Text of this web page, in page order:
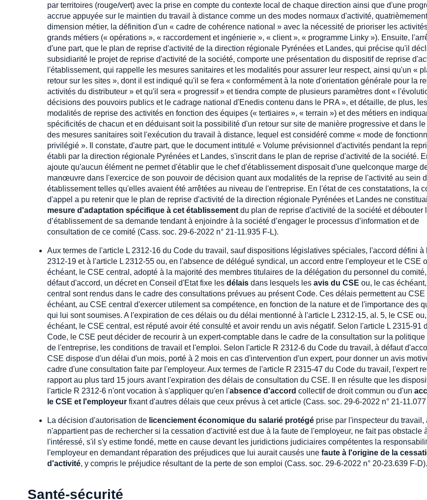
par territoires (rouge/vert) avec la prise en compte du contexte local de chaque direction ainsi que d'une
accrue appuyée sur le maintien du travail à distance comme un des modes normaux d'activité,
dimension métier, la définition d'un « cadre de cohérence national » avec la nécessité de prioriser les
grands métiers (« opérations », « raccordement et ingénierie », « client », « programme Linky »). Ensuite,
d'une part, que le plan de reprise d'activité de la direction régionale Pyrénées et Landes, qui précise qu'il
subsidiarité le projet de reprise d'activité de la société, comporte une présentation du dispositif de reprise
l'établissement, qui rappelle les mesures sanitaires et les modalités pour assurer leur respect, ainsi qu'un «
retour sur les sites », dont il est indiqué qu'il se fera « conformément à la note d'orientation générale pour la
activités du distributeur » et qu'il sera « progressif » et tiendra compte de plusieurs paramètres dont «
décisions des pouvoirs publics et le cadrage national d'Enedis contenu dans le PRA », et détaille, de plus, les
modalités de reprise des activités en fonction des équipes (« tertiaires », « terrain ») et des métiers en
spécificités de chacun et en déduisant soit la possibilité d'un retour sur site de manière progressive et dans
des mesures sanitaires soit l'exécution du travail à distance, lequel est considéré comme « mode de
privilégié ». Il constate, d'autre part, que le document intitulé « Volume prévisionnel d'activités pendant la
établi par la direction régionale Pyrénées et Landes, s'inscrit dans le plan de reprise d'activité de la société.
ajoute qu'aucun élément ne permet d'établir que le chef d'établissement disposait d'une quelconque marge
manœuvre dans l'exercice de son pouvoir de décision quant aux modalités de la reprise de l'activité au sein
établissement telles qu'elles avaient été arrêtées au niveau de l'entreprise. En l'état de ces constatations, la
d'appel a pu retenir que le plan de reprise d'activité de la direction régionale Pyrénées et Landes ne
mesure d'adaptation spécifique à cet établissement du plan de reprise d'activité de la société et débouter
d’établissement de sa demande tendant à enjoindre à la société d’engager le processus d’information et de
consultation de ce comité (Cass. soc. 29-6-2022 n° 21-11.935 F-L).
Aux termes de l'article L 2312-16 du Code du travail, sauf dispositions législatives spéciales, l'accord défini à
2312-19 et à l'article L 2312-55 ou, en l'absence de délégué syndical, un accord entre l'employeur et le CSE
échéant, le CSE central, adopté à la majorité des membres titulaires de la délégation du personnel du
défaut d'accord, un décret en Conseil d'Etat fixe les délais dans lesquels les avis du CSE ou, le cas
central sont rendus dans le cadre des consultations prévues au présent Code. Ces délais permettent au CSE
échéant, au CSE central d'exercer utilement sa compétence, en fonction de la nature et de l'importance des
qui lui sont soumises. A l'expiration de ces délais ou du délai mentionné à l'article L 2312-15, al. 5, le CSE
échéant, le CSE central, est réputé avoir été consulté et avoir rendu un avis négatif. Selon l'article L 2315-91
Code, le CSE peut décider de recourir à un expert-comptable dans le cadre de la consultation sur la
de l'entreprise, les conditions de travail et l'emploi. Selon l'article R 2312-6 du Code du travail, à défaut
CSE dispose d'un délai d'un mois, porté à 2 mois en cas d'intervention d'un expert, pour donner un avis
cadre d'une consultation faite par l'employeur. Aux termes de l'article R 2315-47 du Code du travail, l'expert
rapport au plus tard 15 jours avant l'expiration des délais de consultation du CSE. Il en résulte que les
l'article R 2312-6 n'ont vocation à s'appliquer qu'en l'absence d'accord collectif de droit commun ou d'un
le CSE et l'employeur fixant d'autres délais que ceux prévus à cet article (Cass. soc. 29-6-2022 n° 21-
La décision d'autorisation de licenciement économique du salarié protégé prise par l'inspecteur du travail,
n'appartient pas de rechercher si la cessation d'activité est due à la faute de l'employeur, ne fait pas obstacle
l'intéressé, s'il s'y estime fondé, mette en cause devant les juridictions judiciaires compétentes la
l'employeur en demandant réparation des préjudices que lui aurait causés une faute à l'origine de la
d'activité, y compris le préjudice résultant de la perte de son emploi (Cass. soc. 29-6-2022 n° 20-23.639 F-D).
Santé-sécurité